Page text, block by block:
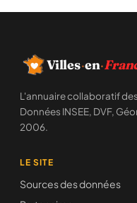
Villes·en·
L'annuaire collaboratif des
Données INSEE, DVF,
2006.
LE SITE
Sources des données